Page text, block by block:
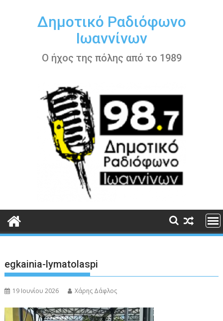
περιεχόμενοΔημοτικό Ραδιόφωνο
Ιωαννίνων
Ο ήχος της πόλης από το 1989
egkainia-lymatolaspi
19 Ιουνίου 2026 Χάρης Δάφλος